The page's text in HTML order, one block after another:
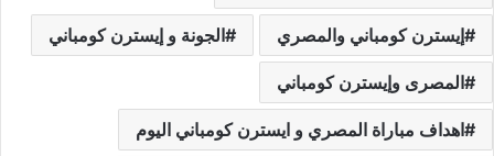
إيسترن كومباني والمصري الجونة و إيسترن كومباني
المصرى وإيسترن كومباني
اهداف مباراة المصري و ايسترن كومباني اليوم